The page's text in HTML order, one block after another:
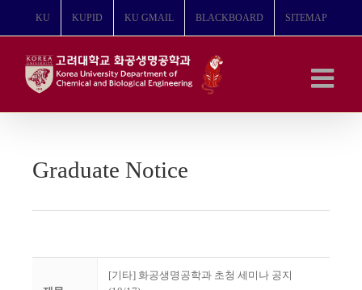
뛰
KU KUPID KU GMAIL BLACKBOARD SITEMAP
Graduate Notice
[기타] 화공생명공학과 초청 세미나 공지